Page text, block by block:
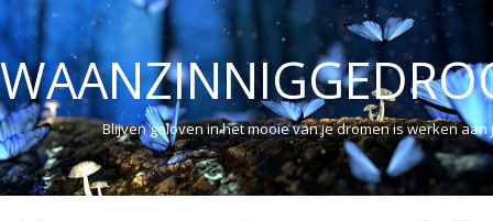
Blijven geloven in het mooie van je dromen is werken aan